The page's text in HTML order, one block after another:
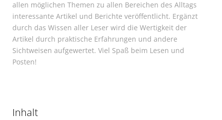
allen möglichen Themen zu allen Bereichen des Alltags
interessante Artikel und Berichte veröffentlicht. Ergänzt
durch das Wissen aller Leser wird die Wertigkeit der
Artikel durch praktische Erfahrungen und andere
Sichtweisen aufgewertet. Viel Spaß beim Lesen und
Posten!
Inhalt